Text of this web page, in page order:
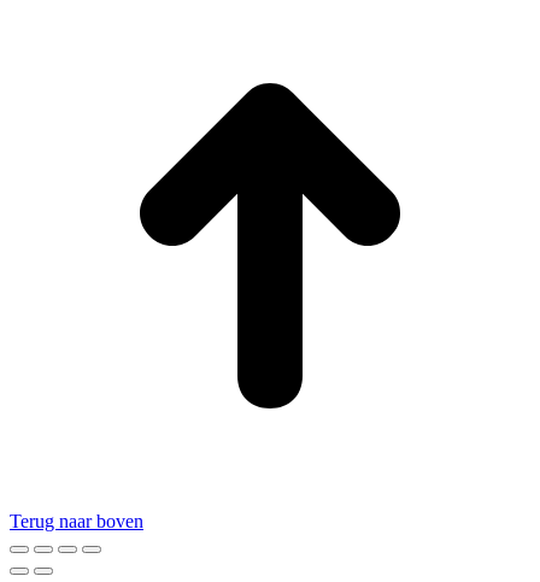
Terug naar boven